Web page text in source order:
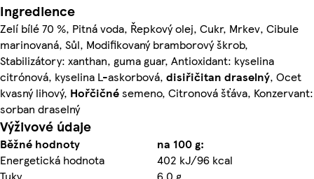
Ingredience
Zelí bílé 70 %, Pitná voda, Řepkový olej, Cukr, Mrkev, Cibule
marinovaná, Sůl, Modifikovaný bramborový škrob,
Stabilizátory: xanthan, guma guar, Antioxidant: kyselina
citrónová, kyselina L-askorbová, disiřičitan draselný, Ocet
kvasný lihový, Hořčičnésemeno, Citronová šťáva, Konzervant:
sorban draselný
Výživové údaje
Běžné hodnoty
na 100 g:
Energetická hodnota
402 kJ/96 kcal
Tuky
6,0 g